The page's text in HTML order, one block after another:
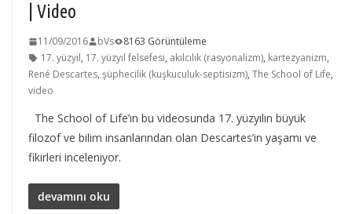
| Video
11/09/2016 bVs
8163 Görüntüleme
17. yüzyıl, 17. yüzyıl felsefesi, akılcılık (rasyonalizm), kartezyanizm,
René Descartes, şüphecilik (kuşkuculuk-septisizm), The School of Life,
video
The School of Life’ın bu videosunda 17. yüzyılın büyük
filozof ve bilim insanlarından olan Descartes’in yaşamı ve
fikirleri inceleniyor.
devamını oku